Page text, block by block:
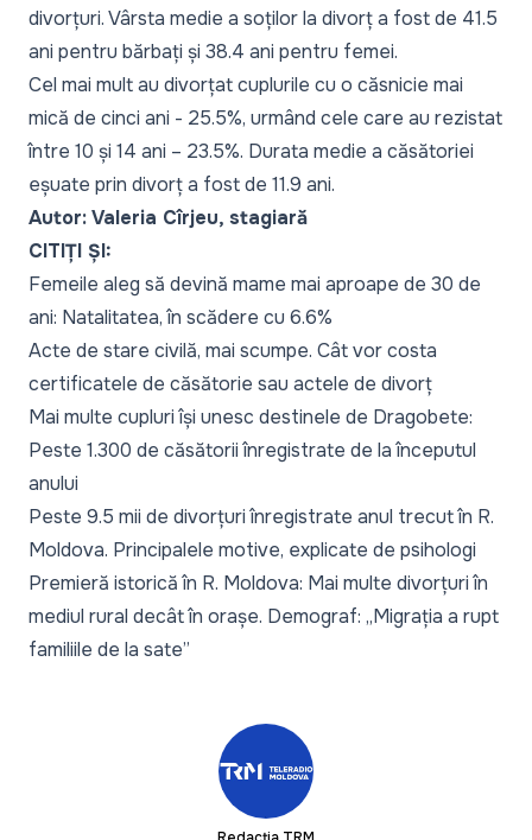
divorțuri. Vârsta medie a soților la divorț a fost de 41.5
ani pentru bărbați și 38.4 ani pentru femei.
Cel mai mult au divorțat cuplurile cu o căsnicie mai
mică de cinci ani - 25.5%, urmând cele care au rezistat
între 10 și 14 ani – 23.5%. Durata medie a căsătoriei
eșuate prin divorț a fost de 11.9 ani.
Autor: Valeria Cîrjeu, stagiară
CITIȚI ȘI:
Femeile aleg să devină mame mai aproape de 30 de
ani: Natalitatea, în scădere cu 6.6%
Acte de stare civilă, mai scumpe. Cât vor costa
certificatele de căsătorie sau actele de divorț
Mai multe cupluri își unesc destinele de Dragobete:
Peste 1.300 de căsătorii înregistrate de la începutul
anului
Peste 9.5 mii de divorțuri înregistrate anul trecut în R.
Moldova. Principalele motive, explicate de psihologi
Premieră istorică în R. Moldova: Mai multe divorțuri în
mediul rural decât în orașe. Demograf: „Migrația a rupt
familiile de la sate”